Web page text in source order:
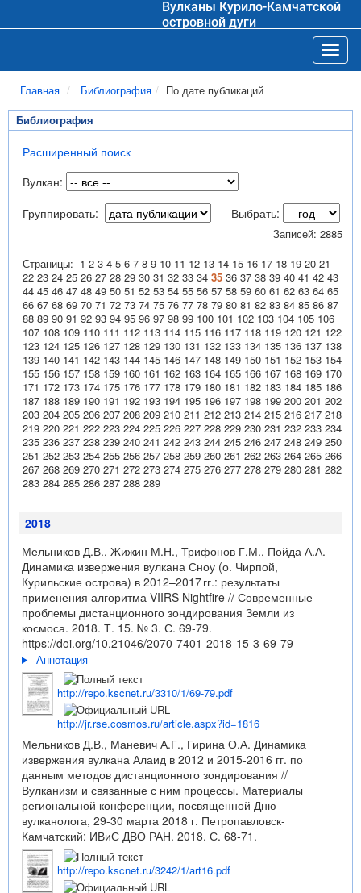
Вулканы Курило-Камчатской
островной дуги
Главная Библиография По дате публикаций
Библиография
Расширенный поиск
Вулкан:
Группировать:
Выбрать:
Записей: 2885
Страницы: 1 2 3 4 5 6 7 8 9 10 11 12 13 14 15 16 17 18 19 20 21
22 23 24 25 26 27 28 29 30 31 32 33 34 35 36 37 38 39 40 41 42 43
44 45 46 47 48 49 50 51 52 53 54 55 56 57 58 59 60 61 62 63 64 65
66 67 68 69 70 71 72 73 74 75 76 77 78 79 80 81 82 83 84 85 86 87
88 89 90 91 92 93 94 95 96 97 98 99 100 101 102 103 104 105 106
107 108 109 110 111 112 113 114 115 116 117 118 119 120 121 122
123 124 125 126 127 128 129 130 131 132 133 134 135 136 137 138
139 140 141 142 143 144 145 146 147 148 149 150 151 152 153 154
155 156 157 158 159 160 161 162 163 164 165 166 167 168 169 170
171 172 173 174 175 176 177 178 179 180 181 182 183 184 185 186
187 188 189 190 191 192 193 194 195 196 197 198 199 200 201 202
203 204 205 206 207 208 209 210 211 212 213 214 215 216 217 218
219 220 221 222 223 224 225 226 227 228 229 230 231 232 233 234
235 236 237 238 239 240 241 242 243 244 245 246 247 248 249 250
251 252 253 254 255 256 257 258 259 260 261 262 263 264 265 266
267 268 269 270 271 272 273 274 275 276 277 278 279 280 281 282
283 284 285 286 287 288 289
2018
Мельников Д.В., Жижин М.Н., Трифонов Г.М., Пойда А.А.
Динамика извержения вулкана Сноу (о. Чирпой,
Курильские острова) в 2012–2017 гг.: результаты
применения алгоритма VIIRS Nightfire // Современные
проблемы дистанционного зондирования Земли из
космоса. 2018. Т. 15. № 3. С. 69-79.
https://doi.org/10.21046/2070-7401-2018-15-3-69-79
Аннотация
http://repo.kscnet.ru/3310/1/69-79.pdf
http://jr.rse.cosmos.ru/article.aspx?id=1816
Мельников Д.В., Маневич А.Г., Гирина О.А. Динамика
извержения вулкана Алаид в 2012 и 2015-2016 гг. по
данным методов дистанционного зондирования //
Вулканизм и связанные с ним процессы. Материалы
региональной конференции, посвященной Дню
вулканолога, 29-30 марта 2018 г. Петропавловск-
Камчатский: ИВиС ДВО РАН. 2018. С. 68-71.
http://repo.kscnet.ru/3242/1/art16.pdf